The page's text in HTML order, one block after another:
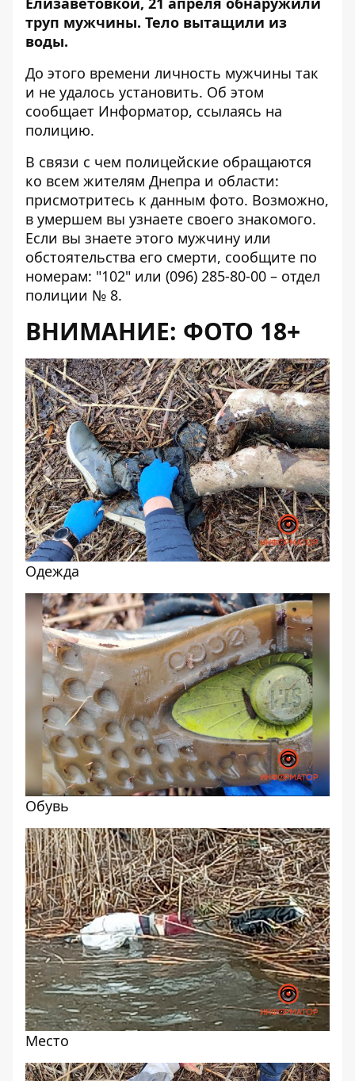
труп мужчины. Тело вытащили из
воды.
До этого времени личность мужчины так
и не удалось установить. Об этом
сообщает Информатор, ссылаясь на
полицию.
В связи с чем полицейские обращаются
ко всем жителям Днепра и области:
присмотритесь к данным фото. Возможно,
в умершем вы узнаете своего знакомого.
Если вы знаете этого мужчину или
обстоятельства его смерти, сообщите по
номерам: "102" или (096) 285-80-00 – отдел
полиции № 8.
ВНИМАНИЕ: ФОТО 18+
Одежда
Обувь
Место